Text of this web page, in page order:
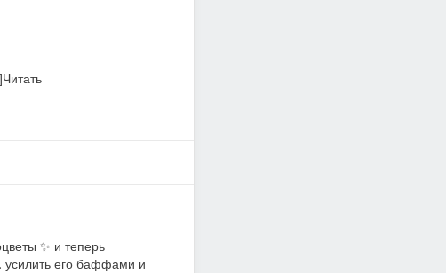
✨ и теперь
усилить его баффами и